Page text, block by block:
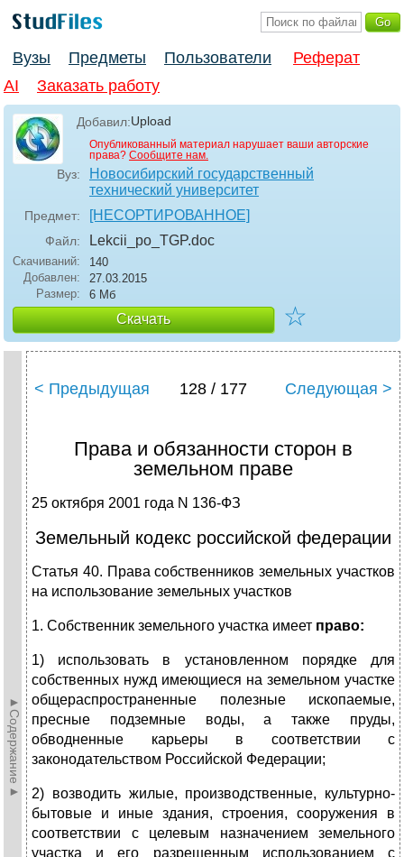
Вузы Предметы Пользователи
Реферат
AI
Заказать работу
Добавил:Upload
Опубликованный материал нарушает ваши авторские
права? Сообщите нам.
Вуз:
Новосибирский государственный
технический университет
Предмет: [НЕСОРТИРОВАННОЕ]
Файл: Lekcii_po_TGP.doc
Скачиваний:
140
Добавлен:
27.03.2015
Размер:
6 Мб
Скачать ☆
►Содержание►
< Предыдущая 128 / 177 Следующая >
Права и обязанности сторон в
земельном праве
25 октября 2001 года N 136-ФЗ
Земельный кодекс российской федерации
Статья 40. Права собственников земельных участков
на использование земельных участков
1. Собственник земельного участка имеет право:
1) использовать в установленном порядке для
собственных нужд имеющиеся на земельном участке
общераспространенные полезные ископаемые,
пресные подземные воды, а также пруды,
обводненные карьеры в соответствии с
законодательством Российской Федерации;
2) возводить жилые, производственные, культурно-
бытовые и иные здания, строения, сооружения в
соответствии с целевым назначением земельного
участка и его разрешенным использованием с